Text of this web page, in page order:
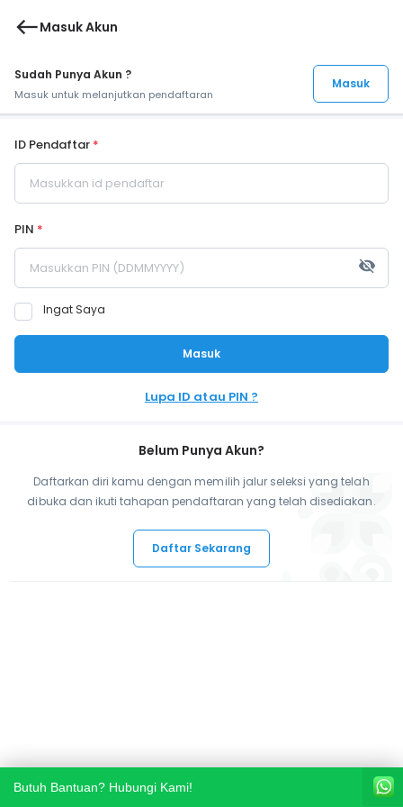
westMasuk Akun
Sudah Punya Akun ?
Masuk untuk melanjutkan pendaftaran
Masuk
ID Pendaftar *
PIN *
visibility_off
Ingat Saya
Lupa ID atau PIN ?
Masuk
Belum Punya Akun?
Daftarkan diri kamu dengan memilih jalur seleksi yang telah
dibuka dan ikuti tahapan pendaftaran yang telah disediakan.
Daftar Sekarang
Butuh Bantuan? Hubungi Kami!